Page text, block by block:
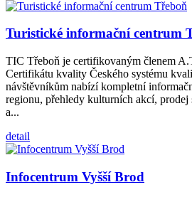
Turistické informační centrum
TIC Třeboň je certifikovaným členem
Certifikátu kvality Českého systému
návštěvníkům nabízí kompletní
regionu, přehledy kulturních akcí, prodej
a...
detail
Infocentrum Vyšší Brod